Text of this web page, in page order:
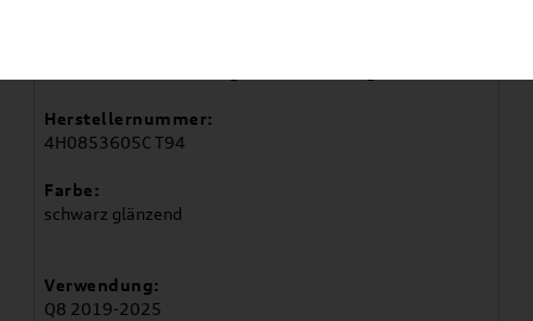
Herstellernummer:
4H0853605C T94
Farbe:
schwarz glänzend
Verwendung:
Q8 2019-2025